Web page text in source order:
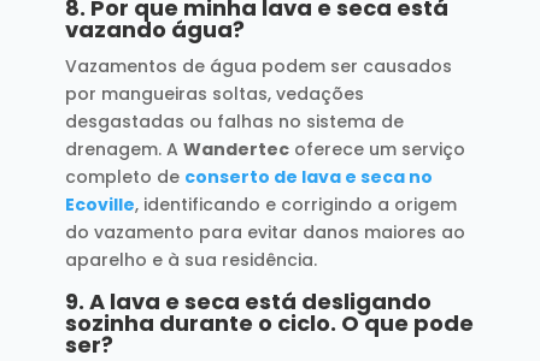
8. Por que minha lava e seca está
vazando água?
Vazamentos de água podem ser causados
por mangueiras soltas, vedações
desgastadas ou falhas no sistema de
drenagem. A Wandertecoferece um serviço
completo de conserto de lava e seca no
Ecoville, identificando e corrigindo a origem
do vazamento para evitar danos maiores ao
aparelho e à sua residência.
9. A lava e seca está desligando
sozinha durante o ciclo. O que pode
ser?